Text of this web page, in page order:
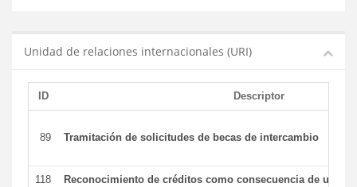
Unidad de relaciones internacionales (URI)
ID Descriptor
89 Tramitación de solicitudes de becas de intercambio
118 Reconocimiento de créditos como consecuencia de un